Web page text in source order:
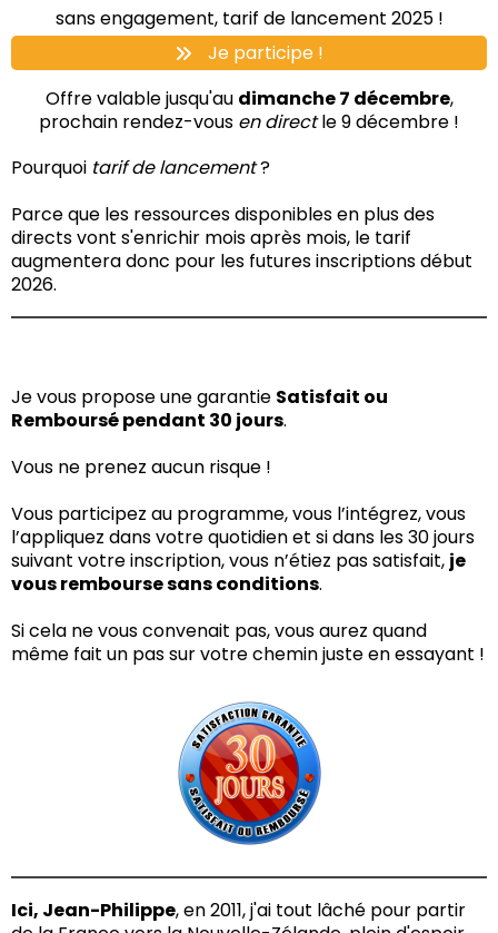
sans engagement, tarif de lancement 2025 !
Je participe !
Offre valable jusqu'au dimanche 7 décembre,
prochain rendez-vous en directle 9 décembre !
Pourquoi tarif de lancement?
Parce que les ressources disponibles en plus des
directs vont s'enrichir mois après mois, le tarif
augmentera donc pour les futures inscriptions début
2026.
Je vous propose une garantie Satisfait ou
Remboursé pendant 30 jours.
Vous ne prenez aucun risque !
Vous participez au programme, vous l’intégrez, vous
l’appliquez dans votre quotidien et si dans les 30 jours
suivant votre inscription, vous n’étiez pas satisfait, je
vous rembourse sans conditions.
Si cela ne vous convenait pas, vous aurez quand
même fait un pas sur votre chemin juste en essayant !
Ici, Jean-Philippe, en 2011, j'ai tout lâché pour partir